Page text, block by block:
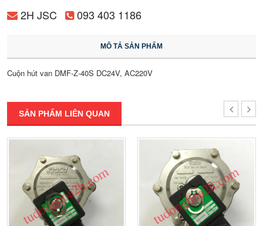
2H JSC 093 403 1186
MÔ TẢ SẢN PHẨM
Cuộn hút van DMF-Z-40S DC24V, AC220V
SẢN PHẨM LIÊN QUAN